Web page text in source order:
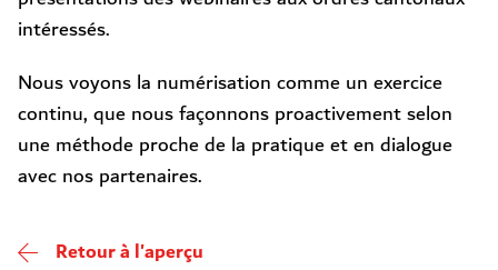
intéressés.
Nous voyons la numérisation comme un exercice
continu, que nous façonnons proactivement selon
une méthode proche de la pratique et en dialogue
avec nos partenaires.
Retour à l'aperçu